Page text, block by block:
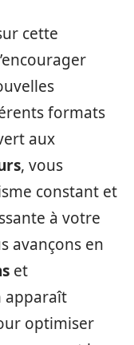
cette
formats
aux
, vous
constant et
à votre
avançons en
et
apparaît
optimiser